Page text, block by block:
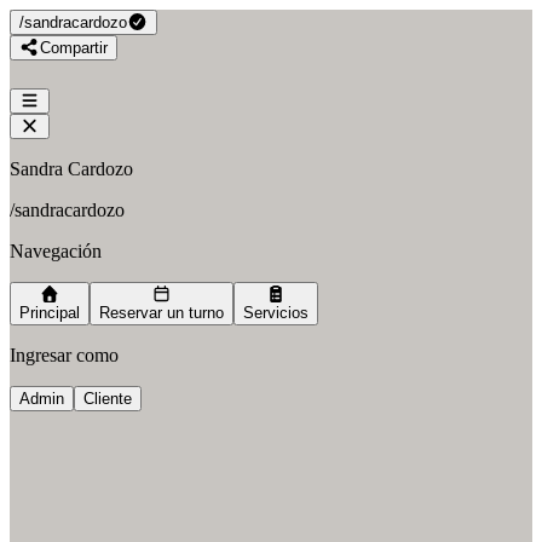
/sandracardozo
Compartir
Sandra Cardozo
/sandracardozo
Navegación
Principal Reservar un turno Servicios
Ingresar como
Admin Cliente